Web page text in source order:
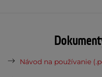
Návod na používanie